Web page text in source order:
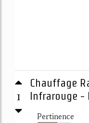
1
Chauffage
Infrarouge -
Pertinence